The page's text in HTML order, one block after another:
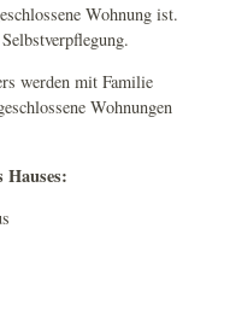
Wohnung ist.
werden mit Familie
Wohnungen
Hauses: